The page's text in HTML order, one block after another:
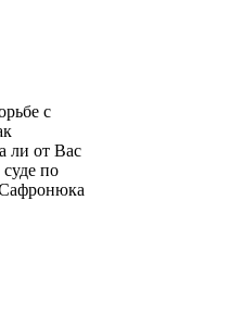
с
ли от Вас
по